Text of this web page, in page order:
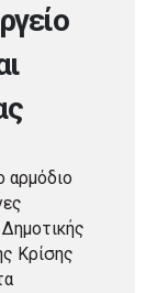
αρμόδιο
Κρίσης